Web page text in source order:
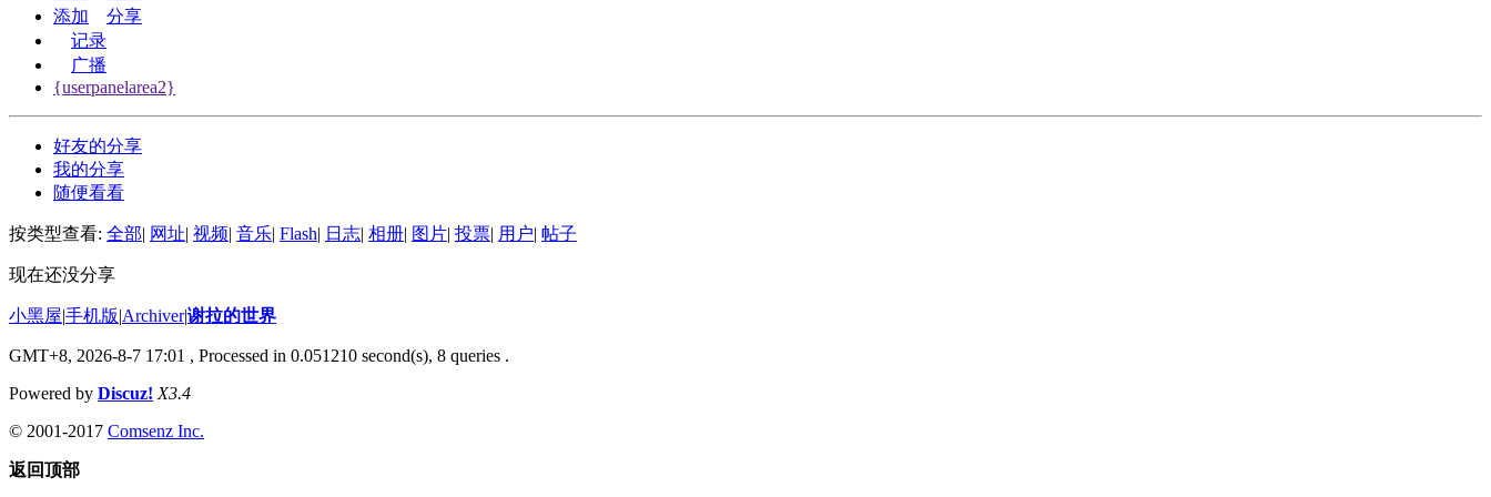
添加
分享
记录
广播
{userpanelarea2}
好友的分享
我的分享
随便看看
按类型查看: 全部| 网址| 视频| 音乐| Flash| 日志| 相册| 图片| 投票| 用户| 帖子
现在还没分享
小黑屋|手机版|Archiver|谢拉的世界
GMT+8, 2026-8-7 17:01 , Processed in 0.051210 second(s), 8 queries .
Powered by Discuz! X3.4
© 2001-2017 Comsenz Inc.
返回顶部